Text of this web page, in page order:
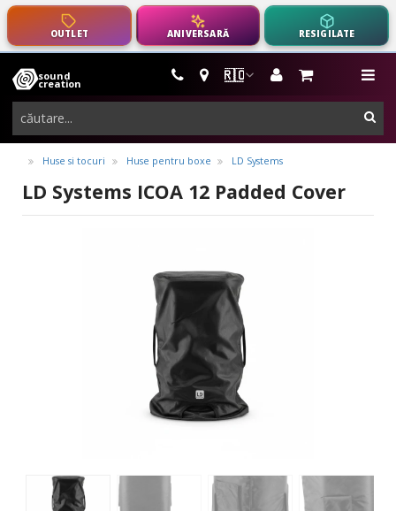
OUTLET ANIVERSARĂ RESIGILATE
🇷🇴
sound
creation
instrumente
muzicale,
echipamente
pro-
audio
Huse si tocuri Huse pentru boxe LD Systems
LD Systems ICOA 12 Padded Cover